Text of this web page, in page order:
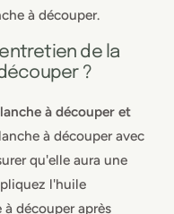
à découper.
de la
?
à découper et
à découper avec
qu'elle aura une
l'huile
découper après